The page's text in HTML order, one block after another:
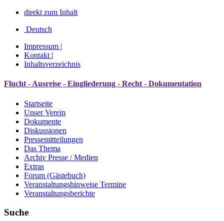
direkt zum Inhalt
Deutsch
Impressum |
Kontakt |
Inhaltsverzeichnis
Flucht - Ausreise - Eingliederung - Recht - Dokumentation
Startseite
Unser Verein
Dokumente
Diskussionen
Pressemitteilungen
Das Thema
Archiv Presse / Medien
Extras
Forum (Gästebuch)
Veranstaltungshinweise Termine
Veranstaltungsberichte
Suche